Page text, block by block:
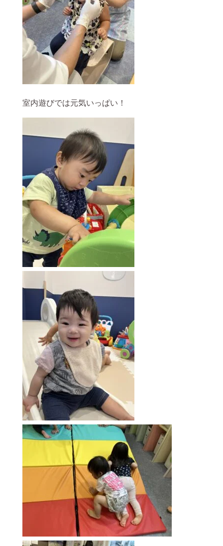
室内遊びでは元気いっぱい！